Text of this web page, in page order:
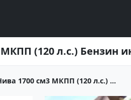
1700 см3 МКПП (120 л.с.) ...